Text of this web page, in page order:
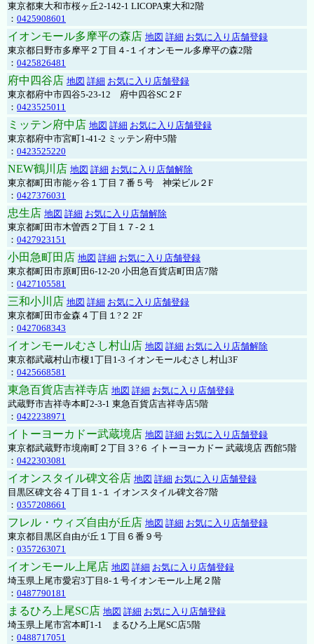
東京都東大和市桜ヶ丘2-142-1 LICOPA東大和2階
： 0425908601
イオンモール多摩平の森店 地図 詳細 お気に入り店舗登録
東京都日野市多摩平２丁目４-１イオンモール多摩平の森2階
： 0425826481
府中四谷店 地図 詳細 お気に入り店舗登録
東京都府中市四谷5-23-12 府中四谷SC２F
： 0423525011
ミッテン府中店 地図 詳細 お気に入り店舗登録
東京都府中市宮町1-41-2 ミッテン府中5階
： 0423525220
NEW鶴川店 地図 詳細 お気に入り店舗解除
東京都町田市能ヶ谷１丁目７番５号 神栄ビル２F
： 0427376031
忠生店 地図 詳細 お気に入り店舗解除
東京都町田市木曽西２丁目１７-２１
： 0427923151
小田急町田店 地図 詳細 お気に入り店舗登録
東京都町田市原町田6-12-20 小田急百貨店町田店7階
： 0427105581
三和小川店 地図 詳細 お気に入り店舗登録
東京都町田市金森４丁目１?２ 2F
： 0427068343
イオンモールむさし村山店 地図 詳細 お気に入り店舗解除
東京都武蔵村山市榎1丁目1-3 イオンモールむさし村山3F
： 0425668581
東急百貨店吉祥寺店 地図 詳細 お気に入り店舗登録
武蔵野市吉祥寺本町2-3-1 東急百貨店吉祥寺店5階
： 0422238971
イトーヨーカドー武蔵境店 地図 詳細 お気に入り店舗登録
東京都武蔵野市境南町２丁目３?６ イトーヨーカドー 武蔵境店 西館5階
： 0422303081
イオンスタイル碑文谷店 地図 詳細 お気に入り店舗登録
目黒区碑文谷４丁目１-１ イオンスタイル碑文谷7階
： 0357208661
フレル・ウィズ自由が丘店 地図 詳細 お気に入り店舗登録
東京都目黒区自由が丘１丁目６番９号
： 0357263071
イオンモール上尾店 地図 詳細 お気に入り店舗登録
埼玉県上尾市愛宕3丁目8-１号イオンモール上尾２階
： 0487790181
まるひろ上尾SC店 地図 詳細 お気に入り店舗登録
埼玉県上尾市宮本町1-1 まるひろ上尾SC店5階
： 0488717051